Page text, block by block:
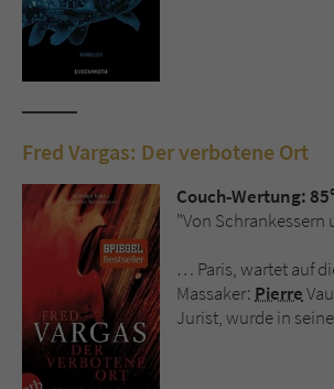
Fred Vargas: Der verbotene Ort
Couch-Wertung: 85°
"Von Schrankessern
… Paris, wartet auf
Massaker:Pierre
Jurist, wurde in